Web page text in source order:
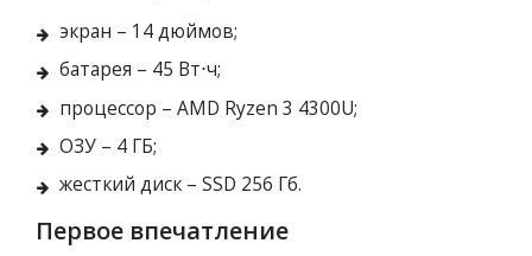
экран – 14 дюймов;
батарея – 45 Вт⋅ч;
процессор – AMD Ryzen 3 4300U;
ОЗУ – 4 ГБ;
жесткий диск – SSD 256 Гб.
Первое впечатление